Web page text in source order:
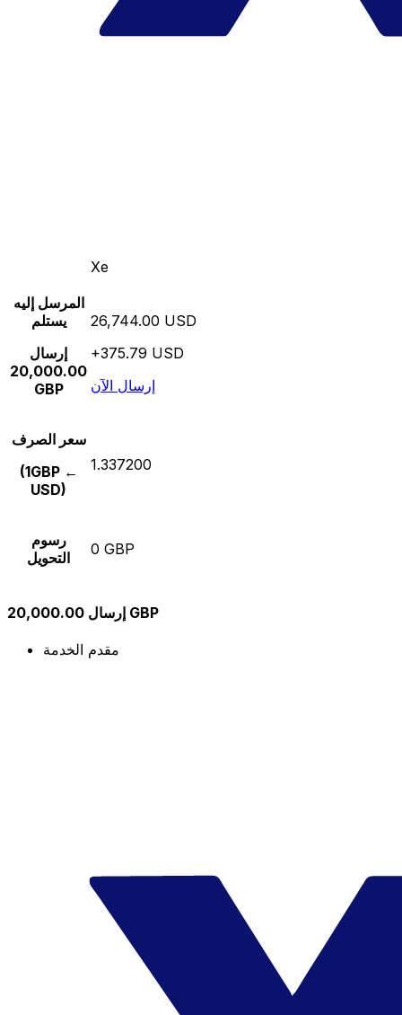
Xe
المرسل إليه
يستلم
إرسال
20,000.00
GBP
26,744.00 USD
+375.79 USD
إرسال الآن
سعر الصرف
(1GBP ←
USD)
1.337200
رسوم
التحويل
0 GBP
إرسال 20,000.00 GBP
مقدم الخدمة